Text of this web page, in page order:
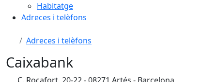
Habitatge
Adreces i telèfons
Adreces i telèfons
Caixabank